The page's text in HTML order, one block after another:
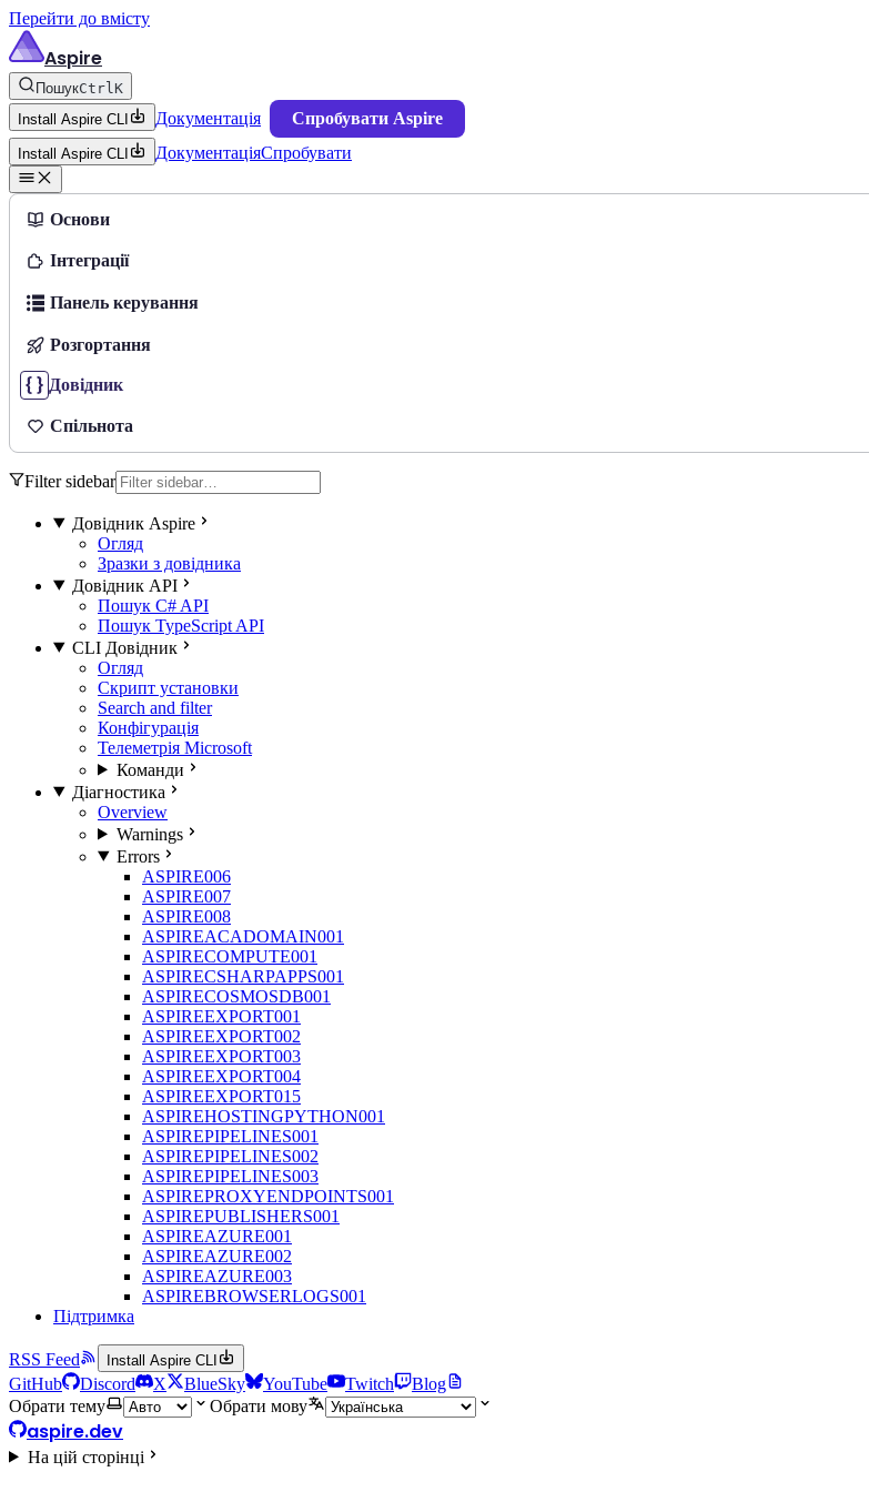
Перейти до вмісту
Aspire
ПошукCtrlK
Install Aspire CLI
Документація Спробувати Aspire
Install Aspire CLI ДокументаціяСпробувати
Основи
Інтеграції
Панель керування
Розгортання
Довідник
Спільнота
Filter sidebar
Довідник Aspire
Огляд
Зразки з довідника
Довідник API
Пошук C# API
Пошук TypeScript API
CLI Довідник
Огляд
Скрипт установки
Search and filter
Конфігурація
Телеметрія Microsoft
Команди
Діагностика
Overview
Warnings
Errors
ASPIRE006
ASPIRE007
ASPIRE008
ASPIREACADOMAIN001
ASPIRECOMPUTE001
ASPIRECSHARPAPPS001
ASPIRECOSMOSDB001
ASPIREEXPORT001
ASPIREEXPORT002
ASPIREEXPORT003
ASPIREEXPORT004
ASPIREEXPORT015
ASPIREHOSTINGPYTHON001
ASPIREPIPELINES001
ASPIREPIPELINES002
ASPIREPIPELINES003
ASPIREPROXYENDPOINTS001
ASPIREPUBLISHERS001
ASPIREAZURE001
ASPIREAZURE002
ASPIREAZURE003
ASPIREBROWSERLOGS001
Підтримка
RSS Feed Install Aspire CLI
GitHub Discord X BlueSky YouTube Twitch
Blog
Обрати тему
Обрати мову
aspire.dev
На цій сторінці